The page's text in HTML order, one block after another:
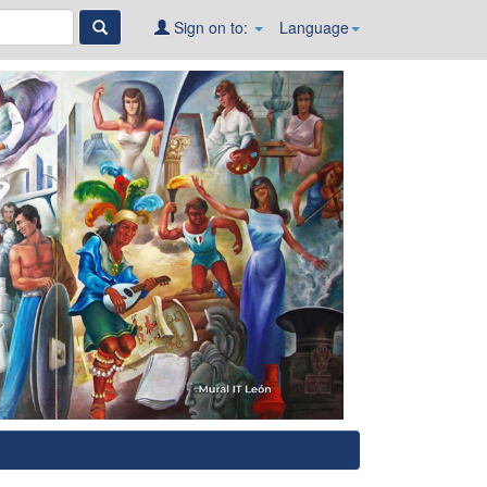
Language
Sign on to: